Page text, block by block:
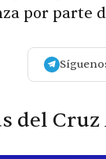
por parte
del